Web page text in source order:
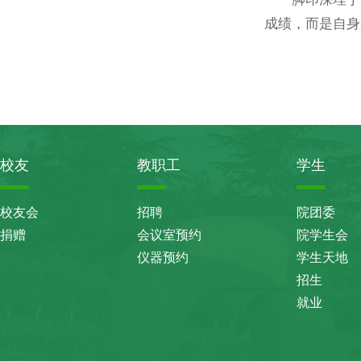
成绩，而是自
校友
校友会
捐赠
教职工
招聘
会议室预约
仪器预约
学生
院团委
院学生会
学生天地
招生
就业